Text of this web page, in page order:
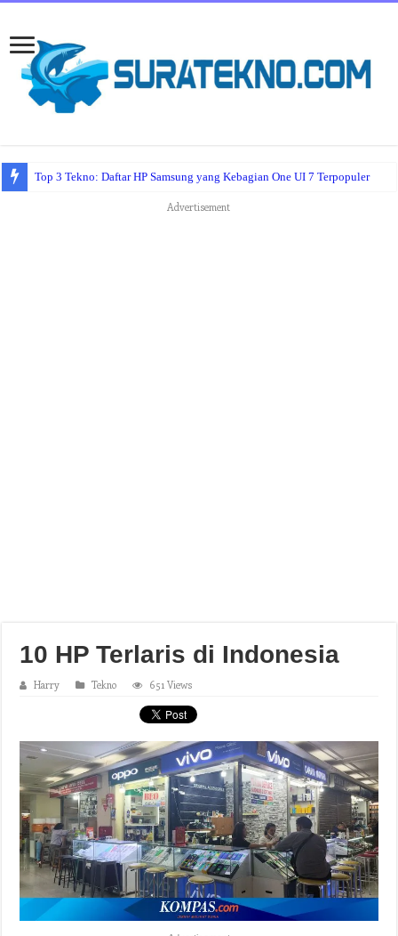
Top 3 Tekno: Daftar HP Samsung yang Kebagian One UI 7 Terpopuler
Advertisement
10 HP Terlaris di Indonesia
Harry Tekno 651 Views